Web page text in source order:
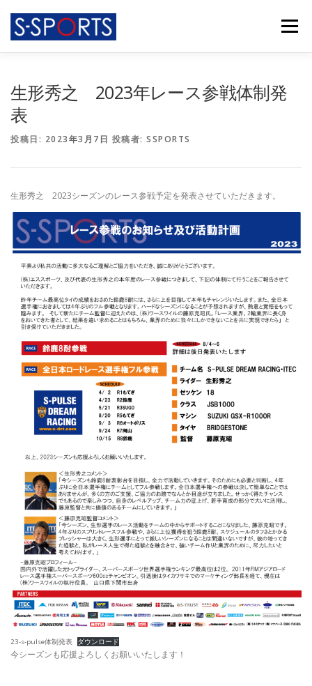
メニュー
生形秀之 2023年レース参戦体制発
表
投稿日: 2023年3月7日 投稿者: SSPORTS
生形秀之 2023シーズンのレース参戦予定を発表させていただきます。
23-s-pulse体制発表 ダウンロード
今シーズンも応援よろしくお願いいたします！